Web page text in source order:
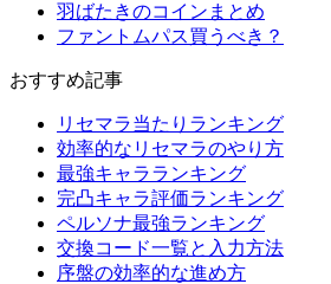
羽ばたきのコインまとめ
ファントムパス買うべき？
おすすめ記事
リセマラ当たりランキング
効率的なリセマラのやり方
最強キャラランキング
完凸キャラ評価ランキング
ペルソナ最強ランキング
交換コード一覧と入力方法
序盤の効率的な進め方